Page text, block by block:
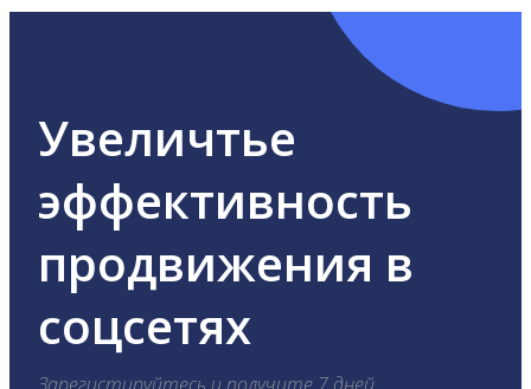
Увеличтье
эффективность
продвижения в
соцсетях